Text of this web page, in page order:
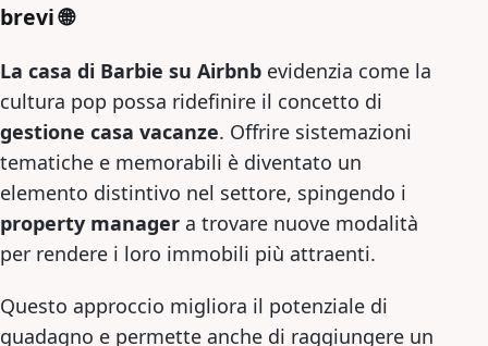
brevi 🌐
La casa di Barbie su Airbnb evidenzia come la
cultura pop possa ridefinire il concetto di
gestione casa vacanze. Offrire sistemazioni
tematiche e memorabili è diventato un
elemento distintivo nel settore, spingendo i
property manager a trovare nuove modalità
per rendere i loro immobili più attraenti.
Questo approccio migliora il potenziale di
guadagno e permette anche di raggiungere un